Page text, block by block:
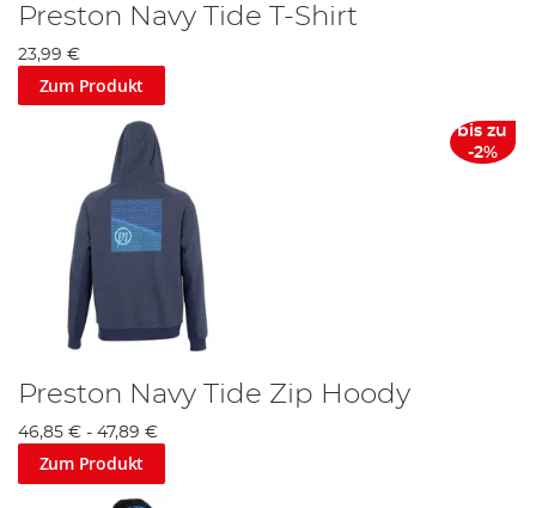
Preston Navy Tide T-Shirt
23,99 €
Zum Produkt
bis zu
-2%
Preston Navy Tide Zip Hoody
46,85 € - 47,89 €
Zum Produkt